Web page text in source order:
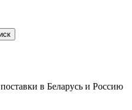
в Беларусь и Россию